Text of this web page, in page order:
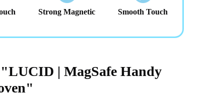
Strong Magnetic Smooth Touch
| MagSafe Handy